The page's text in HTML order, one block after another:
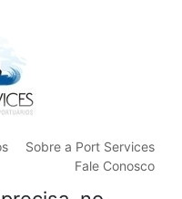
Sobre a Port Services
Fale Conosco